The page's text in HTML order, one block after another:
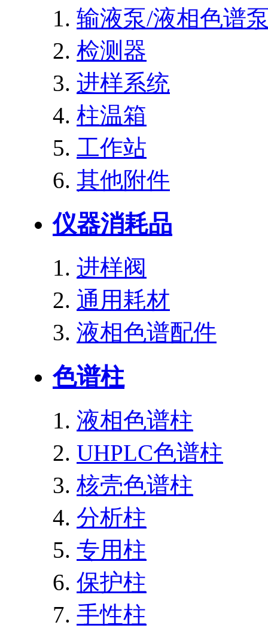
输液泵/液相色谱
检测器
进样系统
柱温箱
工作站
其他附件
仪器消耗品
进样阀
通用耗材
液相色谱配件
色谱柱
液相色谱柱
UHPLC色谱柱
核壳色谱柱
分析柱
专用柱
保护柱
手性柱